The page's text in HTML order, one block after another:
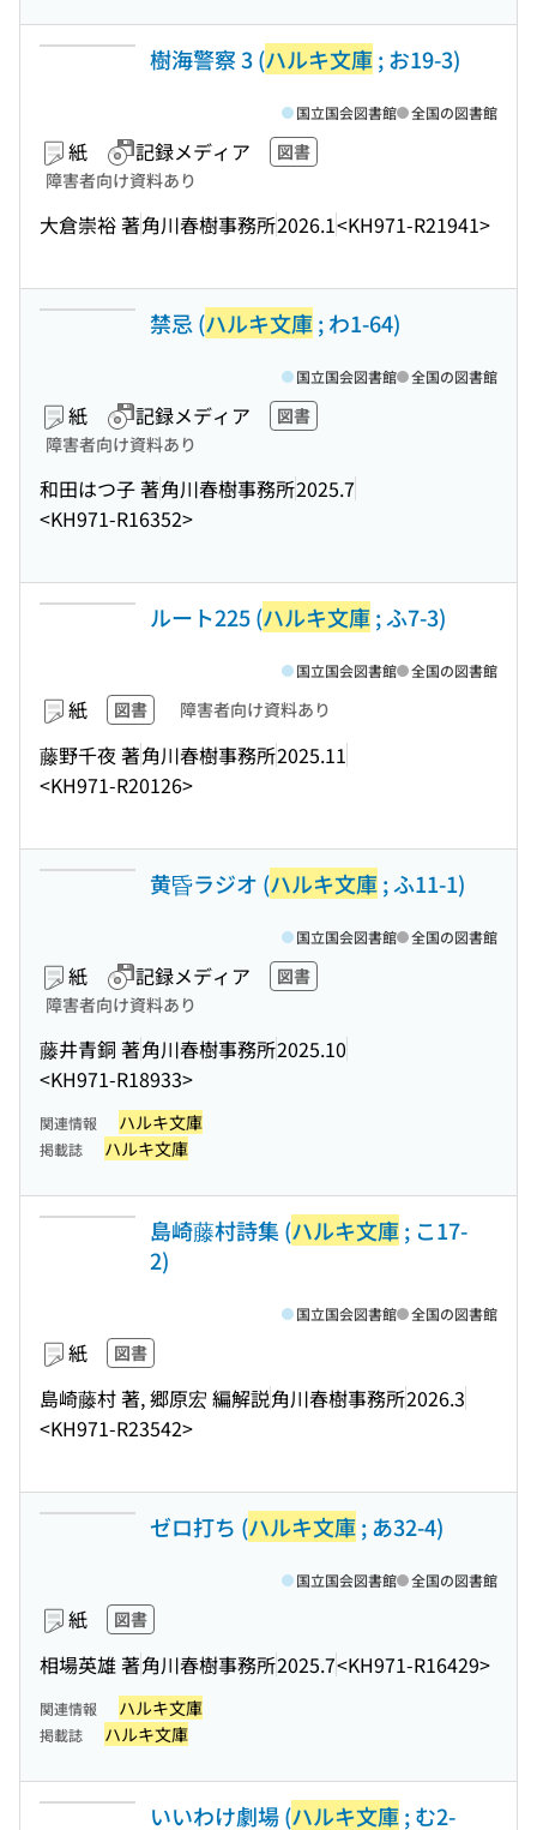
樹海警察 3 (ハルキ文庫; お19-3)
紙 記録メディア
図書
障害者向け資料あり
大倉崇裕 著角川春樹事務所2026.1<KH971-R21941>
国立国会図書館 全国の図書館
禁忌 (ハルキ文庫; わ1-64)
紙 記録メディア
図書
障害者向け資料あり
和田はつ子 著角川春樹事務所2025.7
<KH971-R16352>
国立国会図書館 全国の図書館
ルート225 (ハルキ文庫; ふ7-3)
紙 図書 障害者向け資料あり
藤野千夜 著角川春樹事務所2025.11
<KH971-R20126>
国立国会図書館 全国の図書館
黄昏ラジオ (ハルキ文庫; ふ11-1)
紙 記録メディア
図書
障害者向け資料あり
藤井青銅 著角川春樹事務所2025.10
<KH971-R18933>
国立国会図書館 全国の図書館
関連情報 ハルキ文庫
掲載誌 ハルキ文庫
島崎藤村詩集 (ハルキ文庫; こ17-
2)
紙 図書
島崎藤村 著, 郷原宏 編解説角川春樹事務所2026.3
<KH971-R23542>
国立国会図書館 全国の図書館
ゼロ打ち (ハルキ文庫; あ32-4)
紙 図書
相場英雄 著角川春樹事務所2025.7<KH971-R16429>
国立国会図書館 全国の図書館
関連情報 ハルキ文庫
掲載誌 ハルキ文庫
いいわけ劇場 (ハルキ文庫; む2-